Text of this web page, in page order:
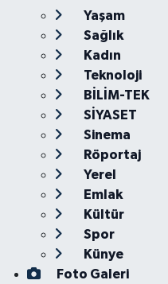
Yaşam
Sağlık
Kadın
Teknoloji
BİLİM-TEK
SİYASET
Sinema
Röportaj
Yerel
Emlak
Kültür
Spor
Künye
Foto Galeri